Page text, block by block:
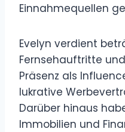
Einnahmequellen
Evelyn verdient
Fernsehauftritte
Präsenz als
lukrative
Darüber hinaus
Immobilien und